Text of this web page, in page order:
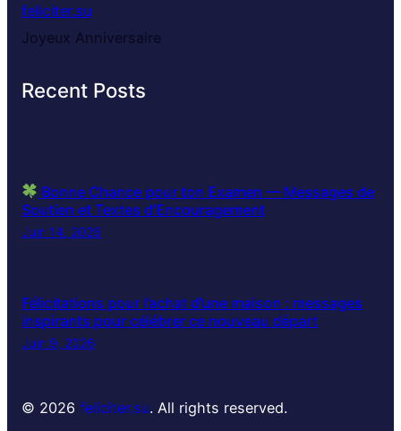
feliciter.su
Joyeux Anniversaire
Recent Posts
Bonne Chance pour ton Examen — Messages de
Soutien et Textes d’Encouragement
Juin 14, 2026
Félicitations pour l’achat d’une maison : messages
inspirants pour célébrer ce nouveau départ
Juin 9, 2026
© 2026 feliciter.su. All rights reserved.